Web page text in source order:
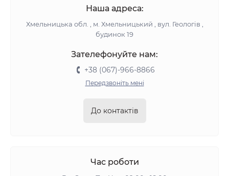
Наша адреса:
Хмельницька обл. , м. Хмельницький , вул. Геологів ,
будинок 19
Зателефонуйте нам:
+38 (067)-966-8866
Передзвоніть мені
До контактів
Час роботи